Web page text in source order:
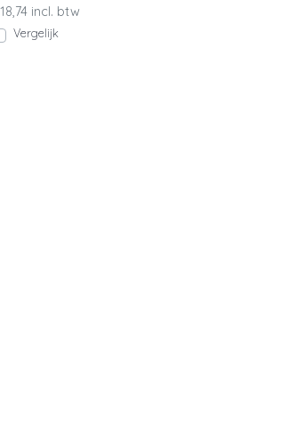
incl. btw
Vergelijk